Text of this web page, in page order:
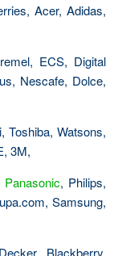
Acer, Adidas,
ECS, Digital
Nescafe, Dolce,
Toshiba, Watsons,
3M,
Panasonic, Philips,
Samsung,
Blackberry,